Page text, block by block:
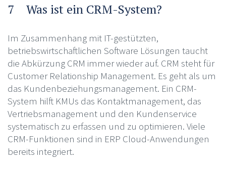
7 Was ist ein CRM-System?
Im Zusammenhang mit IT-gestützten,
betriebswirtschaftlichen Software Lösungen taucht
die Abkürzung CRM immer wieder auf. CRM steht für
Customer Relationship Management. Es geht als um
das Kundenbeziehungsmanagement. Ein CRM-
System hilft KMUs das Kontaktmanagement, das
Vertriebsmanagement und den Kundenservice
systematisch zu erfassen und zu optimieren. Viele
CRM-Funktionen sind in ERP Cloud-Anwendungen
bereits integriert.